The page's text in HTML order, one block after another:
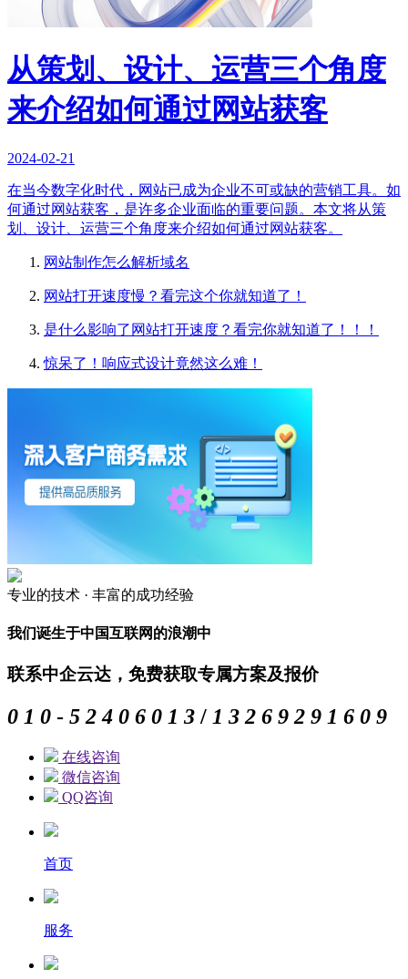
从策划、设计、运营三个角度
来介绍如何通过网站获客
2024-02-21
在当今数字化时代，网站已成为企业不可或缺的营销工具。如
何通过网站获客，是许多企业面临的重要问题。本文将从策
划、设计、运营三个角度来介绍如何通过网站获客。
网站制作怎么解析域名
网站打开速度慢？看完这个你就知道了！
是什么影响了网站打开速度？看完你就知道了！！！
惊呆了！响应式设计竟然这么难！
专业的技术 · 丰富的成功经验
我们诞生于中国互联网的浪潮中
联系中企云达，免费获取专属方案及报价
0 1 0 - 5 2 4 0 6 0 1 3 / 1 3 2 6 9 2 9 1 6 0 9
在线咨询
微信咨询
QQ咨询
首页
服务